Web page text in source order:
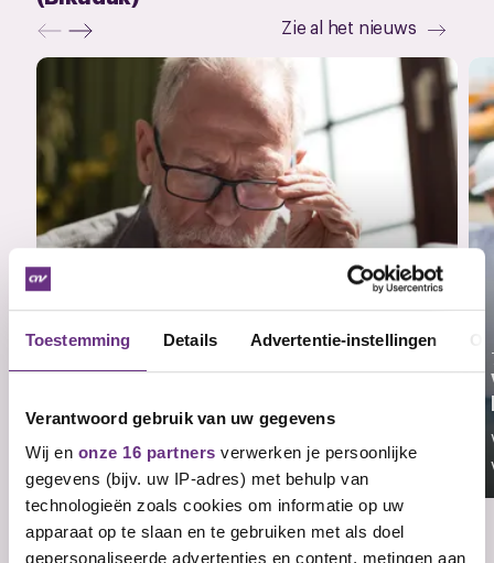
Toestemming Details Advertentie-instellingen
Verantwoord gebruik van uw gegevens
Wij en onze 16 partners verwerken je persoonlijke
gegevens (bijv. uw IP-adres) met behulp van
technologieën zoals cookies om informatie op uw
apparaat op te slaan en te gebruiken met als doel
gepersonaliseerde advertenties en content, metingen aan
Zie al het nieuws
Uitnodiging pensioenspreekuur in jouw
Er verandert veel op pensioengebied. Wij
kunnen ons voorstellen...